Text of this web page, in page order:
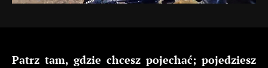
Patrz tam, gdzie chcesz pojechać; pojedziesz